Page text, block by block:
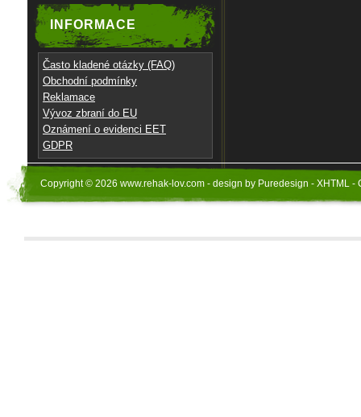
INFORMACE
Často kladené otázky (FAQ)
Obchodní podmínky
Reklamace
Vývoz zbraní do EU
Oznámení o evidenci EET
GDPR
Copyright © 2026 www.rehak-lov.com - design by Puredesign - XHTML -